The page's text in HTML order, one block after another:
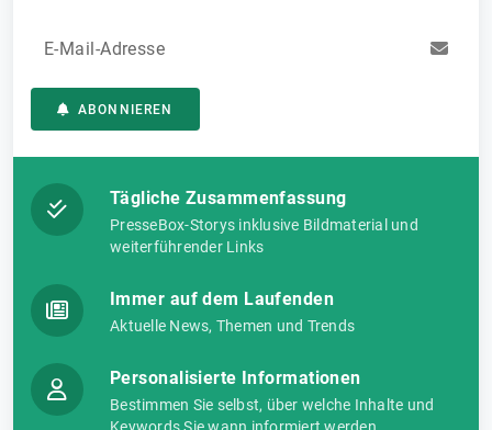
E-Mail-Adresse
ABONNIEREN
Tägliche Zusammenfassung
PresseBox-Storys inklusive Bildmaterial und
weiterführender Links
Immer auf dem Laufenden
Aktuelle News, Themen und Trends
Personalisierte Informationen
Bestimmen Sie selbst, über welche Inhalte und
Keywords Sie wann informiert werden